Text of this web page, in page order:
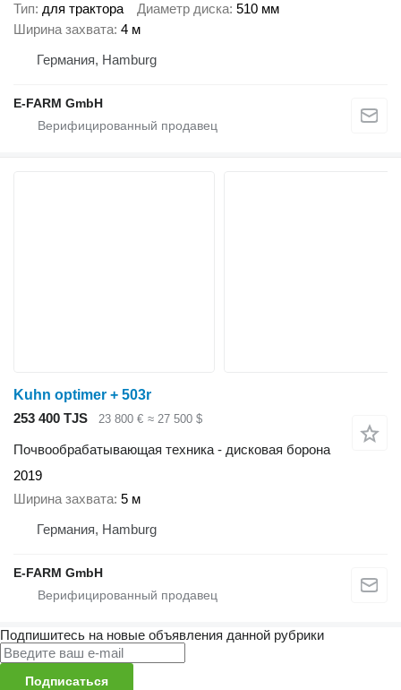
Тип для трактора Диаметр диска 510 мм
Ширина захвата 4 м
Германия, Hamburg
E-FARM GmbH
Kuhn optimer + 503r
253 400 TJS
23 800 € ≈ 27 500 $
Почвообрабатывающая техника - дисковая борона
2019
Ширина захвата 5 м
Германия, Hamburg
E-FARM GmbH
Подпишитесь на новые объявления данной рубрики
Подписаться